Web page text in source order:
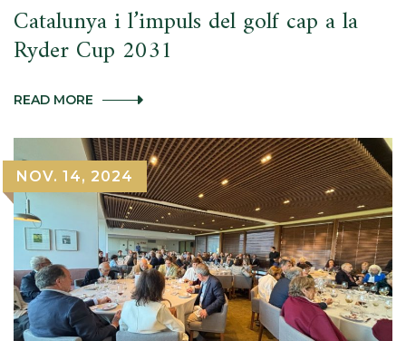
Catalunya i l’impuls del golf cap a la
Ryder Cup 2031
READ MORE CATALUNYA
DEL
GOLF
CAP
A
LA
RYDER
CUP
2031
NOV. 14, 2024